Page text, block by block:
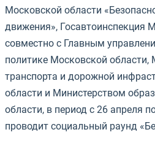
Московской области
движения», Госавтоинспекция
совместно с Главным
политике Московской области,
транспорта и дорожной
области и Министерством
области, в период с 26 апреля
проводит социальный раунд